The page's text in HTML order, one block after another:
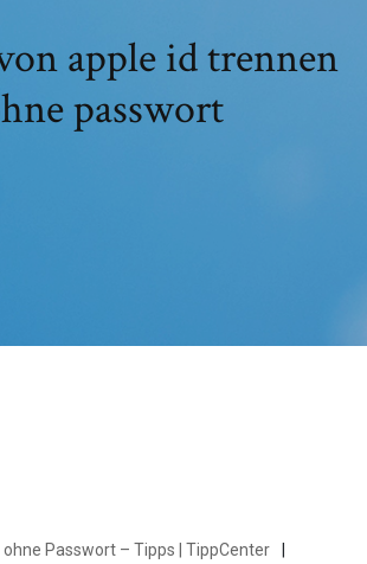
apple id trennen
passwort
Passwort – Tipps | TippCenter